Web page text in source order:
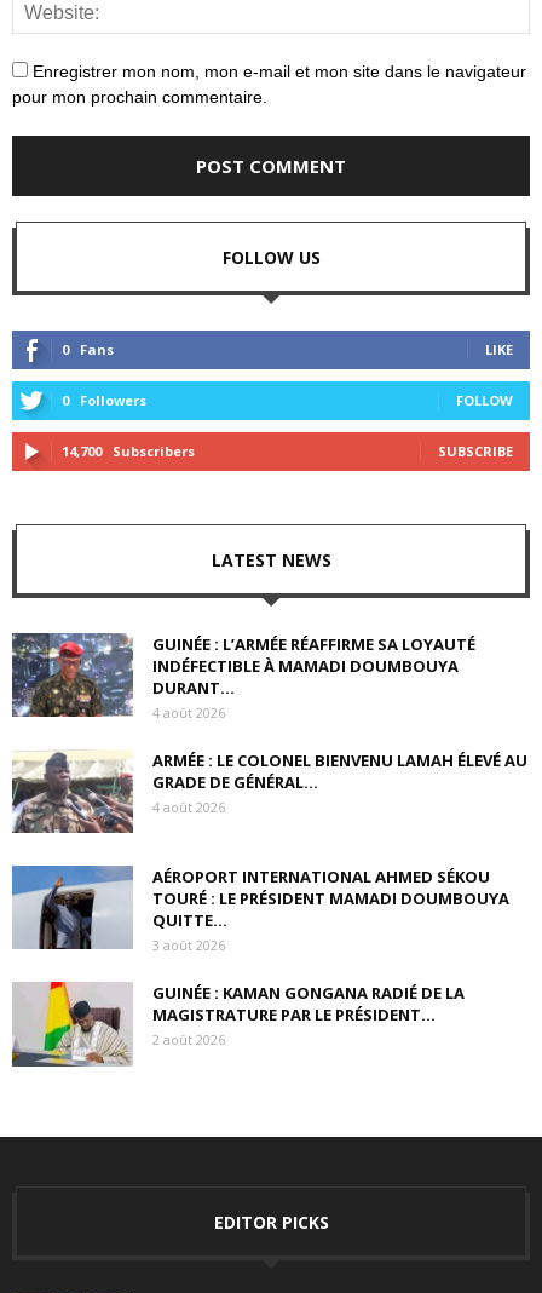
Enregistrer mon nom, mon e-mail et mon site dans le navigateur
pour mon prochain commentaire.
FOLLOW US
0 Fans LIKE
0 Followers FOLLOW
14,700 Subscribers SUBSCRIBE
LATEST NEWS
GUINÉE : L’ARMÉE RÉAFFIRME SA LOYAUTÉ
INDÉFECTIBLE À MAMADI DOUMBOUYA
DURANT...
4 août 2026
ARMÉE : LE COLONEL BIENVENU LAMAH ÉLEVÉ AU
GRADE DE GÉNÉRAL...
4 août 2026
AÉROPORT INTERNATIONAL AHMED SÉKOU
TOURÉ : LE PRÉSIDENT MAMADI DOUMBOUYA
QUITTE...
3 août 2026
GUINÉE : KAMAN GONGANA RADIÉ DE LA
MAGISTRATURE PAR LE PRÉSIDENT...
2 août 2026
EDITOR PICKS